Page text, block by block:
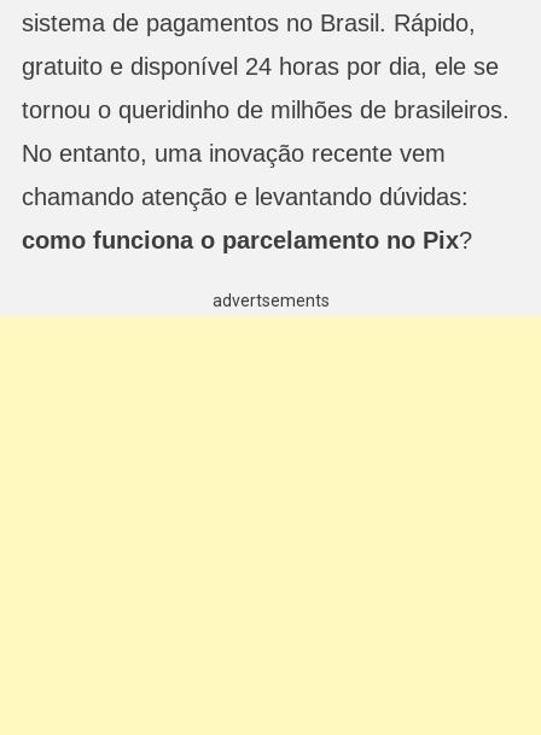
sistema de pagamentos no Brasil. Rápido,
gratuito e disponível 24 horas por dia, ele se
tornou o queridinho de milhões de brasileiros.
No entanto, uma inovação recente vem
chamando atenção e levantando dúvidas:
como funciona o parcelamento no Pix?
advertsements